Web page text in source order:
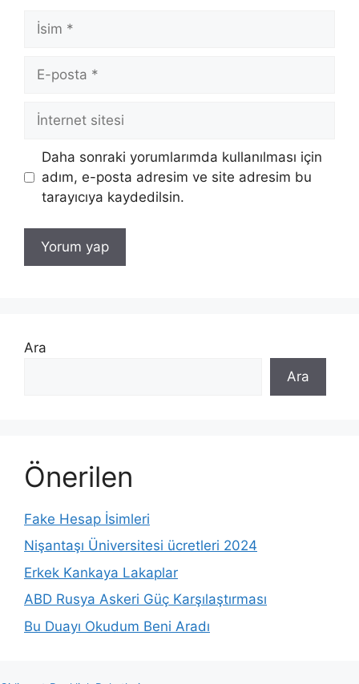
İsim
posta
İnternet
Daha sonraki yorumlarımda kullanılması için
adım, e-posta adresim ve site adresim bu
tarayıcıya kaydedilsin.
Ara
Ara
Önerilen
Fake Hesap İsimleri
Nişantaşı Üniversitesi ücretleri 2024
Erkek Kankaya Lakaplar
ABD Rusya Askeri Güç Karşılaştırması
Bu Duayı Okudum Beni Aradı